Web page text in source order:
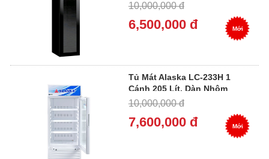
10,000,000 đ
6,500,000 đ Mới
Tủ Mát Alaska LC-233H 1
Cánh 205 Lít, Dàn Nhôm
10,000,000 đ
7,600,000 đ Mới